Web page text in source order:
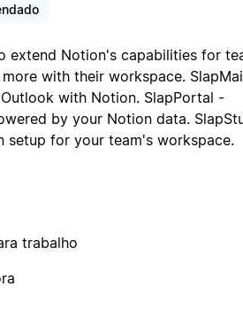
extend Notion's capabilities for
with their workspace.
with Notion. SlapPortal -
by your Notion data.
setup for your team's workspace.
trabalho